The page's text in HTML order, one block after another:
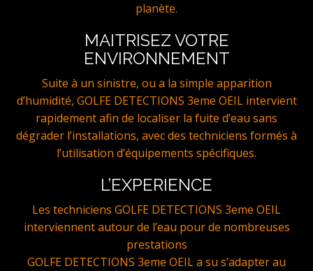
planète.
MAITRISEZ VOTRE
ENVIRONNEMENT
Suite à un sinistre, ou a la simple apparition
d’humidité, GOLFE DETECTIONS 3eme OEIL intervient
rapidement afin de localiser la fuite d’eau sans
dégrader l’installations, avec des techniciens formés à
l’utilisation d’équipements spécifiques.
L’EXPERIENCE
Les techniciens GOLFE DETECTIONS 3eme OEIL
interviennent autour de l’eau pour de nombreuses
prestations
GOLFE DETECTIONS 3eme OEIL a su s’adapter au